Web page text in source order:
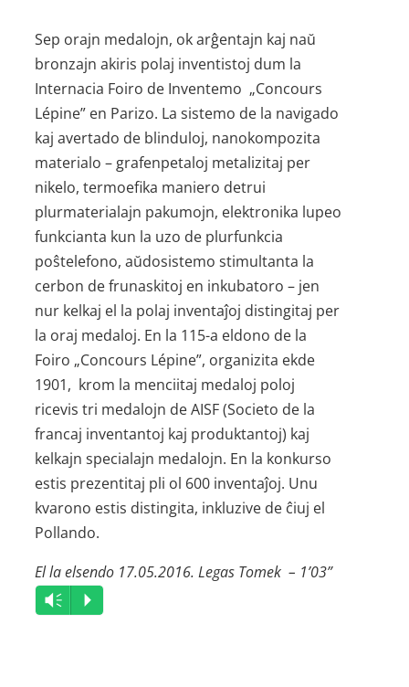
Sep orajn medalojn, ok arĝentajn kaj naŭ
bronzajn akiris polaj inventistoj dum la
Internacia Foiro de Inventemo „Concours
Lépine” en Parizo. La sistemo de la navigado
kaj avertado de blinduloj, nanokompozita
materialo – grafenpetaloj metalizitaj per
nikelo, termoefika maniero detrui
plurmaterialajn pakumojn, elektronika lupeo
funkcianta kun la uzo de plurfunkcia
poŝtelefono, aŭdosistemo stimultanta la
cerbon de frunaskitoj en inkubatoro – jen
nur kelkaj el la polaj inventaĵoj distingitaj per
la oraj medaloj. En la 115-a eldono de la
Foiro „Concours Lépine”, organizita ekde
1901, krom la menciitaj medaloj poloj
ricevis tri medalojn de AISF (Societo de la
francaj inventantoj kaj produktantoj) kaj
kelkajn specialajn medalojn. En la konkurso
estis prezentitaj pli ol 600 inventaĵoj. Unu
kvarono estis distingita, inkluzive de ĉiuj el
Pollando.
El la elsendo 17.05.2016. Legas Tomek – 1’03”
Audio
Player
Vm P